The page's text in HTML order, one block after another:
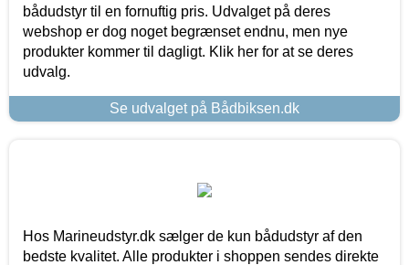
bådudstyr til en fornuftig pris. Udvalget på deres
webshop er dog noget begrænset endnu, men nye
produkter kommer til dagligt. Klik her for at se deres
udvalg.
Se udvalget på Bådbiksen.dk
Hos Marineudstyr.dk sælger de kun bådudstyr af den
bedste kvalitet. Alle produkter i shoppen sendes direkte